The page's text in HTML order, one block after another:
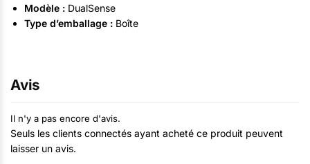
Modèle : DualSense
Type d’emballage : Boîte
Avis
Il n'y a pas encore d'avis.
Seuls les clients connectés ayant acheté ce produit peuvent
laisser un avis.